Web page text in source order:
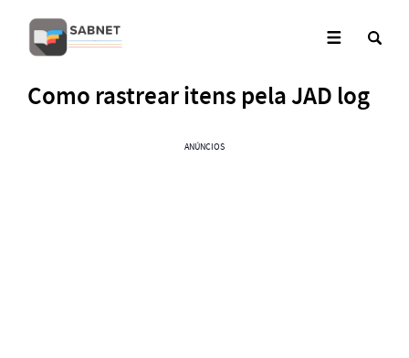
Como rastrear itens pela JAD log
ANÚNCIOS